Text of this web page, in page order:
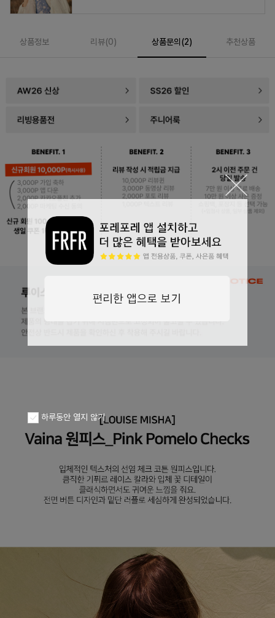
상품정보 리뷰(0) 상품문의(2) 추천상품
하루동안 열지 않기